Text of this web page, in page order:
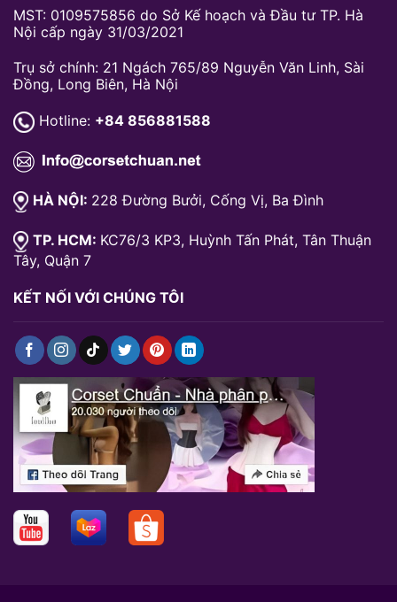
MST: 0109575856 do Sở Kế hoạch và Đầu tư TP. Hà
Nội cấp ngày 31/03/2021
Trụ sở chính: 21 Ngách 765/89 Nguyễn Văn Linh, Sài
Đồng, Long Biên, Hà Nội
Hotline: +84 856881588
HÀ NỘI: 228 Đường Bưởi, Cống Vị, Ba Đình
TP. HCM: KC76/3 KP3, Huỳnh Tấn Phát, Tân Thuận
Tây, Quận 7
KẾT NỐI VỚI CHÚNG TÔI